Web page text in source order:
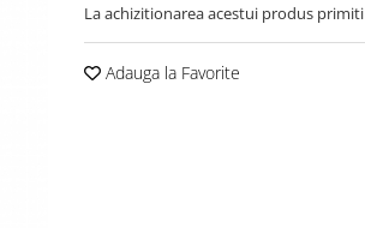
La achizitionarea acestui produs primiti
Adauga la Favorite